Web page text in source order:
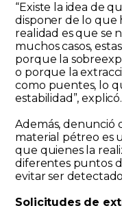
“Existe la idea de
disponer de lo que
realidad es que se
muchos casos,
porque la
o porque la
como puentes, lo
estabilidad”, explicó.
Además, denunció
material pétreo es
que quienes la
diferentes puntos
evitar ser
Solicitudes de